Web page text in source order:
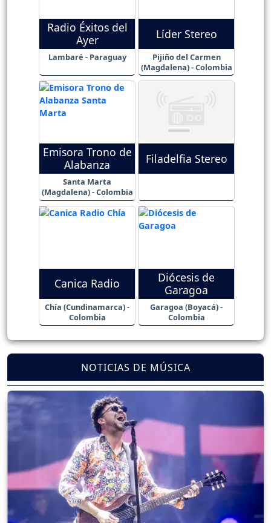
Radio Éxitos del
Ayer
Lambaré - Paraguay
Líder Stereo
Pijiño del Carmen
(Magdalena) - Colombia
Emisora Trono de
Alabanza
Santa Marta
(Magdalena) - Colombia
Filadelfia Stereo
Canica Radio
Chía (Cundinamarca) -
Colombia
Diócesis de
Garagoa
Garagoa (Boyacá) -
Colombia
NOTICIAS DE MÚSICA